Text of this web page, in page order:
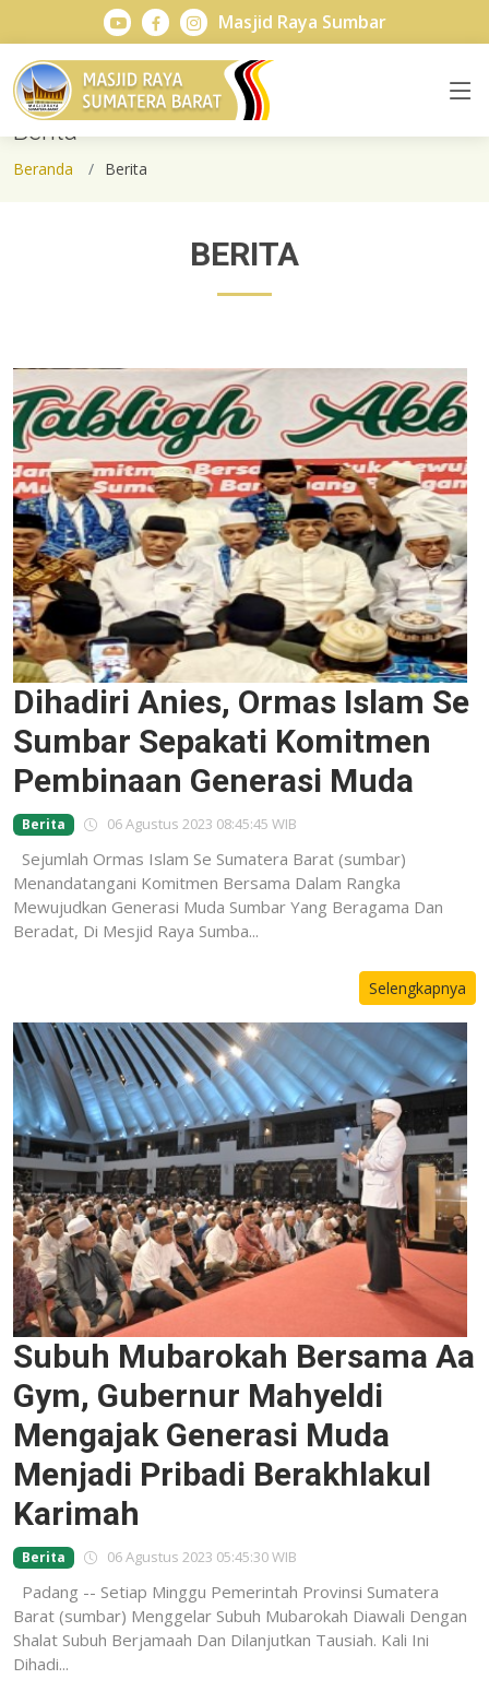
Masjid Raya Sumbar
Berita
Beranda Berita
BERITA
Dihadiri Anies, Ormas Islam Se
Sumbar Sepakati Komitmen
Pembinaan Generasi Muda
Berita 06 Agustus 2023 08:45:45 WIB
Sejumlah Ormas Islam Se Sumatera Barat (sumbar)
Menandatangani Komitmen Bersama Dalam Rangka
Mewujudkan Generasi Muda Sumbar Yang Beragama Dan
Beradat, Di Mesjid Raya Sumba...
Selengkapnya
Subuh Mubarokah Bersama Aa
Gym, Gubernur Mahyeldi
Mengajak Generasi Muda
Menjadi Pribadi Berakhlakul
Karimah
Berita 06 Agustus 2023 05:45:30 WIB
Padang -- Setiap Minggu Pemerintah Provinsi Sumatera
Barat (sumbar) Menggelar Subuh Mubarokah Diawali Dengan
Shalat Subuh Berjamaah Dan Dilanjutkan Tausiah. Kali Ini
Dihadi...